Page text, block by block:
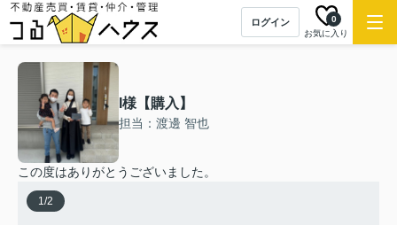
ログイン
お気に入り
0
I様【購入】
担当：渡邊 智也
この度はありがとうございました。
1/2